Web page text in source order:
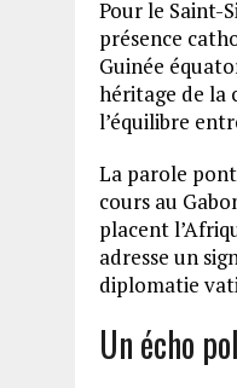
Pour le Saint-
présence
Guinée
héritage de la
l’équilibre
La parole
cours au
placent
adresse un
diplomatie
Un écho